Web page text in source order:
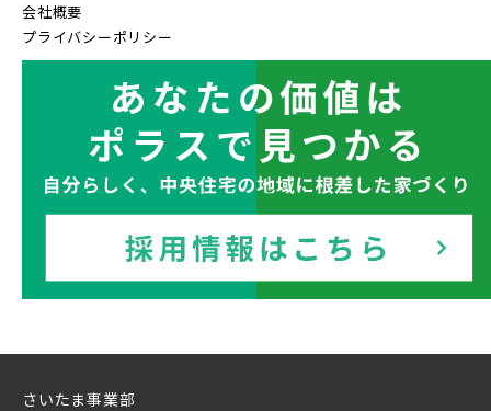
西武線
西武池袋線
西武新宿線
その他鉄道
JR中央・総武線 [各駅停車]
JR総武線 [快速]
JR京葉線
JR成田線 [我孫子～成田]
JR中央線
地図内の物件アイコンを
クリックすると
このカコミに
物件概要が表示されます
埼玉県川口市 埼玉県所沢市
会社概要
プライバシーポリシー
さいたま事業部